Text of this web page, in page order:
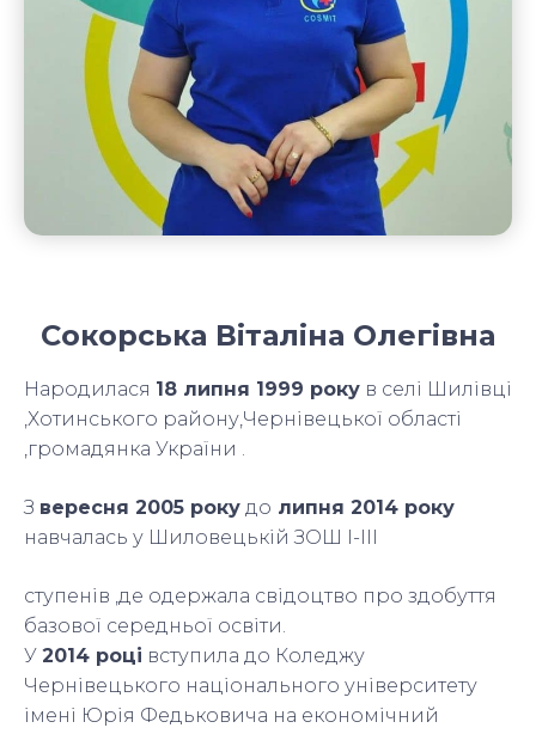
Сокорська Віталіна Олегівна
Народилася 18 липня 1999 року в селі Шилівці
,Хотинського району,Чернівецької області
,громадянка України .
З вересня 2005 року до липня 2014 року
навчалась у Шиловецькій ЗОШ І-ІІІ
ступенів ,де одержала свідоцтво про здобуття
базової середньої освіти.
У 2014 році вступила до Коледжу
Чернівецького національного університету
імені Юрія Федьковича на економічний